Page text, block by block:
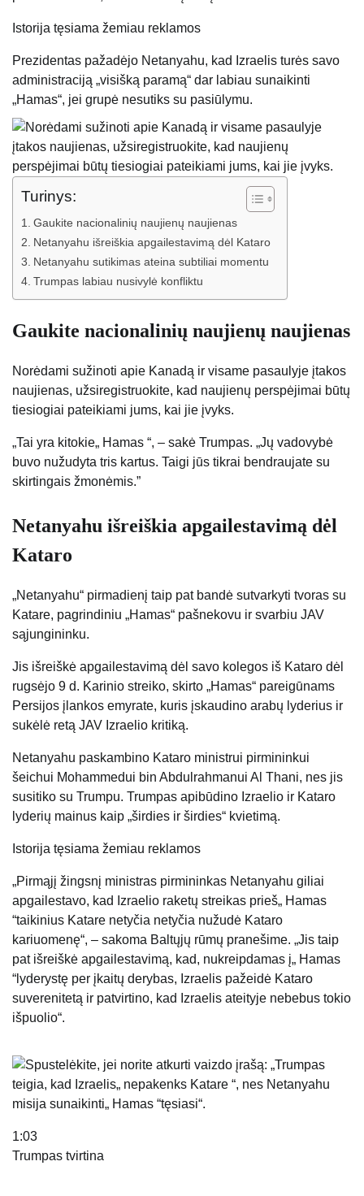
Istorija tęsiama žemiau reklamos
Prezidentas pažadėjo Netanyahu, kad Izraelis turės savo
administraciją „visišką paramą“ dar labiau sunaikinti
„Hamas“, jei grupė nesutiks su pasiūlymu.
Turinys:
Gaukite nacionalinių naujienų naujienas
Netanyahu išreiškia apgailestavimą dėl Kataro
Netanyahu sutikimas ateina subtiliai momentu
Trumpas labiau nusivylė konfliktu
Gaukite nacionalinių naujienų naujienas
Norėdami sužinoti apie Kanadą ir visame pasaulyje įtakos
naujienas, užsiregistruokite, kad naujienų perspėjimai būtų
tiesiogiai pateikiami jums, kai jie įvyks.
„Tai yra kitokie„ Hamas “, – sakė Trumpas. „Jų vadovybė
buvo nužudyta tris kartus. Taigi jūs tikrai bendraujate su
skirtingais žmonėmis.”
Netanyahu išreiškia apgailestavimą dėl
Kataro
„Netanyahu“ pirmadienį taip pat bandė sutvarkyti tvoras su
Katare, pagrindiniu „Hamas“ pašnekovu ir svarbiu JAV
sąjungininku.
Jis išreiškė apgailestavimą dėl savo kolegos iš Kataro dėl
rugsėjo 9 d. Karinio streiko, skirto „Hamas“ pareigūnams
Persijos įlankos emyrate, kuris įskaudino arabų lyderius ir
sukėlė retą JAV Izraelio kritiką.
Netanyahu paskambino Kataro ministrui pirmininkui
šeichui Mohammedui bin Abdulrahmanui Al Thani, nes jis
susitiko su Trumpu. Trumpas apibūdino Izraelio ir Kataro
lyderių mainus kaip „širdies ir širdies“ kvietimą.
Istorija tęsiama žemiau reklamos
„Pirmąjį žingsnį ministras pirmininkas Netanyahu giliai
apgailestavo, kad Izraelio raketų streikas prieš„ Hamas
“taikinius Katare netyčia netyčia nužudė Kataro
kariuomenę“, – sakoma Baltųjų rūmų pranešime. „Jis taip
pat išreiškė apgailestavimą, kad, nukreipdamas į„ Hamas
“lyderystę per įkaitų derybas, Izraelis pažeidė Kataro
suverenitetą ir patvirtino, kad Izraelis ateityje nebebus tokio
išpuolio“.
1:03
Trumpas tvirtina